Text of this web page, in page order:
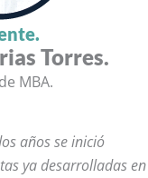
Torres.
MBA.
años se inició
ya desarrolladas en